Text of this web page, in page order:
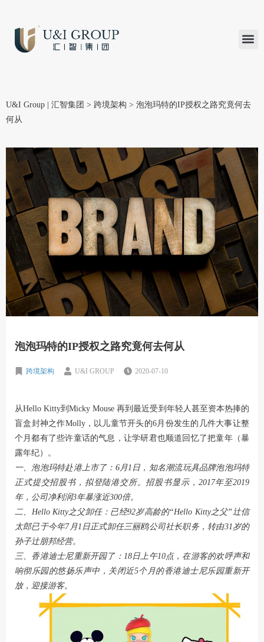
U&I Group | 汇智集团 > 跨境架构 > 泡泡玛特的IP授权之路究竟何去
何从
泡泡玛特的IP授权之路究竟何去何从
跨境架构 U&I GROUP 2020-07-10
从Hello Kitty到Micky Mouse 再到最近受到年轻人甚至资本热捧的
盲盒封神之作Molly，以儿童节开头的6月份发生的几件大事让整
个月都有了些许童话的气息，让学研君也顺道回忆了把童年（暴
露年纪）。
一、泡泡玛特赴港上市了：6月1日，知名潮流玩具品牌泡泡玛特
正式提交招股书，拟登陆港交所。招股书显示，2017年至2019
年，公司净利润3年暴涨近300倍。
二、Hello Kitty之父卸任：已经92岁高龄的“Hello Kitty之父”辻信
太郎已于今年7月1日正式卸任三丽鸥公司社长职务，转由31岁的
孙子辻朋邦经营。
三、香港迪士尼重新开园了：18日上午10点，在游客的欢呼声和
响彻乐园的悠扬乐声中，关闭近5个月的香港迪士尼乐园重新开
放，迎接游客。